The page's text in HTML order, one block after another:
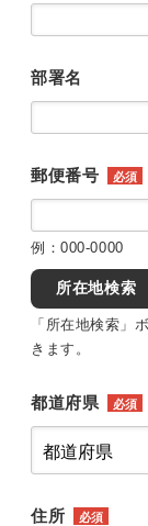
部署名
郵便番号 必須
例：000-0000
所在地検索
「所在地検索」
きます。
都道府県 必須
住所 必須